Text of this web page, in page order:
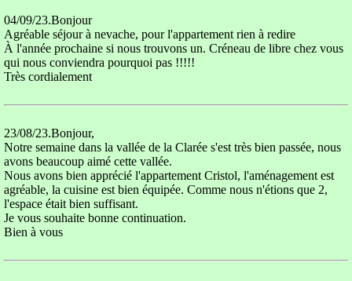
04/09/23.Bonjour
Agréable séjour à nevache, pour l'appartement rien à redire
À l'année prochaine si nous trouvons un. Créneau de libre chez vous
qui nous conviendra pourquoi pas !!!!!
Très cordialement
23/08/23.Bonjour,
Notre semaine dans la vallée de la Clarée s'est très bien passée, nous
avons beaucoup aimé cette vallée.
Nous avons bien apprécié l'appartement Cristol, l'aménagement est
agréable, la cuisine est bien équipée. Comme nous n'étions que 2,
l'espace était bien suffisant.
Je vous souhaite bonne continuation.
Bien à vous